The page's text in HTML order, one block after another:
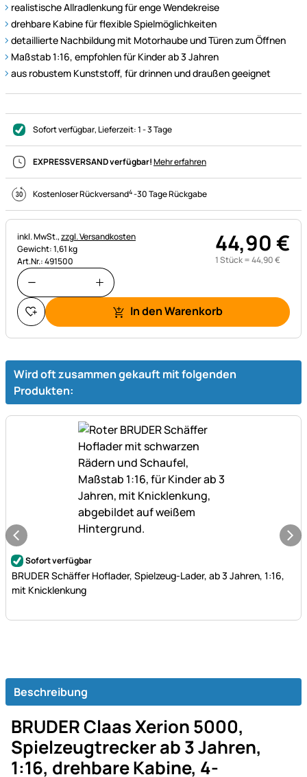
realistische Allradlenkung für enge Wendekreise
drehbare Kabine für flexible Spielmöglichkeiten
detaillierte Nachbildung mit Motorhaube und Türen zum Öffnen
Maßstab 1:16, empfohlen für Kinder ab 3 Jahren
aus robustem Kunststoff, für drinnen und draußen geeignet
Sofort verfügbar, Lieferzeit:1 - 3 Tage
EXPRESSVERSAND verfügbar!Mehr erfahren
Kostenloser Rückversand4-30 Tage Rückgabe
Steuerhinweis:
inkl. MwSt.,zzgl. Versandkosten
Gewicht: 1,61 kg
Art.Nr.: 491500
44,90€
1 Stück =44,90€
In den Warenkorb
Wird oft zusammen gekauft mit folgenden
Produkten:
Noch keine Bewertungen abgegeben
Sofort verfügbar
BRUDER Schäffer Hoflader, Spielzeug-Lader, ab 3 Jahren, 1:16,
mit Knicklenkung
Beschreibung
BRUDER Claas Xerion 5000,
Spielzeugtrecker ab 3 Jahren,
1:16, drehbare Kabine, 4-